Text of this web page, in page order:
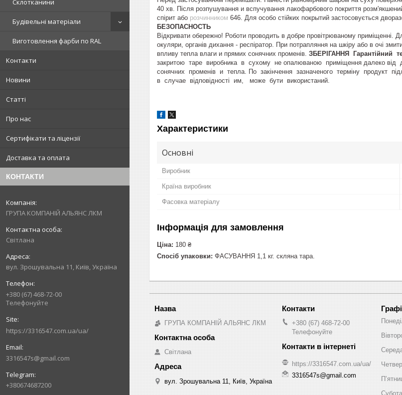
Склотканини
Будівельні матеріали
Виготовлення фарби по RAL
Контакти
Новини
Статті
Про нас
Сертифікати та ліцензії
Доставка та оплата
КОНТАКТИ
ГРУПА КОМПАНІЙ АЛЬЯНС ЛКМ
Світлана
вул. Зрошувальна 11, Київ, Україна
+380 (67) 468-72-00
Телефонуйте
https://3316547.com.ua/ua/
3316547s@gmail.com
+380674687200
40 хв. Після розпушування и вспучування лакофарбового покриття
спірит або розчинником 646. Для особо стійких покрытий застосовується
БЕЗОПАСНОСТЬ
Відкривати обережно! Роботи проводить в добре провітрюваному приміщенні.
окуляри, органів дихання - респіратор. При потрапляння на шкіру або в очі
впливу тепла влаги и прямих сонячних променів. ЗБЕРІГАННЯ Гарантійний
закритою таре виробника в сухому не опалюваною приміщення далеко від
сонячних променів и тепла. По закінчення зазначеного терміну продукт
в случае відповідності им, може бути використаний.
Характеристики
Основні
Виробник
Країна виробник
Фасовка матеріалу
Інформація для замовлення
Ціна: 180 ₴
Спосіб упаковки: ФАСУВАННЯ 1,1 кг. скляна тара.
ГРУПА КОМПАНІЙ АЛЬЯНС ЛКМ
Світлана
вул. Зрошувальна 11, Київ, Україна
+380 (67) 468-72-00
Телефонуйте
https://3316547.com.ua/ua/
3316547s@gmail.com
Четвер
Субота